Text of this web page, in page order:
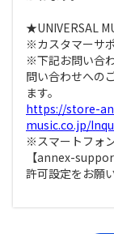
★UNIVERSAL
※カスタマーサ
※下記お問い合
問い合わせへの
ます。
https://store-
music.co.jp/
※スマートフォ
【annex-
許可設定をお願